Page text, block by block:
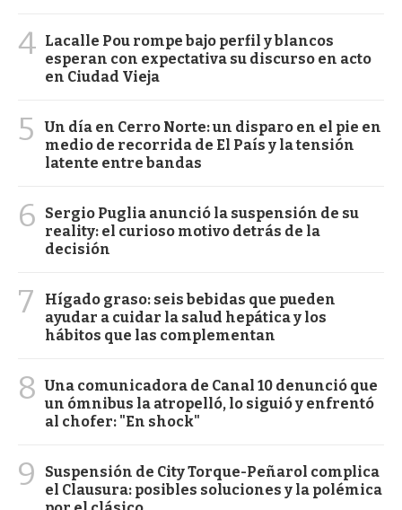
4 Lacalle Pou rompe bajo perfil y blancos
esperan con expectativa su discurso en acto
en Ciudad Vieja
5
Un día en Cerro Norte: un disparo en el pie en
medio de recorrida de El País y la tensión
latente entre bandas
6
Sergio Puglia anunció la suspensión de su
reality: el curioso motivo detrás de la
decisión
7
Hígado graso: seis bebidas que pueden
ayudar a cuidar la salud hepática y los
hábitos que las complementan
8 Una comunicadora de Canal 10 denunció que
un ómnibus la atropelló, lo siguió y enfrentó
al chofer: "En shock"
9
Suspensión de City Torque-Peñarol complica
el Clausura: posibles soluciones y la polémica